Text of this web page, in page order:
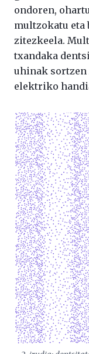
ondoren,
multzokatu eta
zitezkeela.
txandaka
uhinak sortzen
elektriko